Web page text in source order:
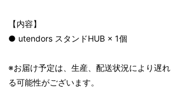
【内容】
● utendors スタンドHUB × 1個
※お届け予定は、生産、配送状況により遅れ
る可能性がございます。